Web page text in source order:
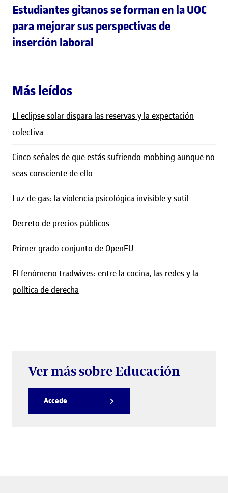
Estudiantes gitanos se forman en la UOC
para mejorar sus perspectivas de
inserción laboral
Más leídos
El eclipse solar dispara las reservas y la expectación
colectiva
Cinco señales de que estás sufriendo mobbing aunque no
seas consciente de ello
Luz de gas: la violencia psicológica invisible y sutil
Decreto de precios públicos
Primer grado conjunto de OpenEU
El fenómeno tradwives: entre la cocina, las redes y la
política de derecha
Ver más sobre Educación
Accede